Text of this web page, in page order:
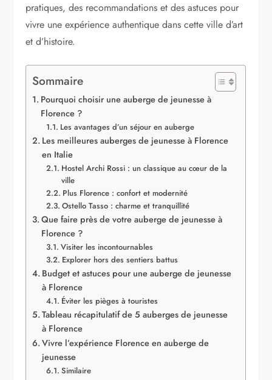
pratiques, des recommandations et des astuces pour
vivre une expérience authentique dans cette ville d’art
et d’histoire.
Sommaire
Pourquoi choisir une auberge de jeunesse à
Florence ?
Les avantages d’un séjour en auberge
Les meilleures auberges de jeunesse à Florence
en Italie
Hostel Archi Rossi : un classique au cœur de la
ville
Plus Florence : confort et modernité
Ostello Tasso : charme et tranquillité
Que faire près de votre auberge de jeunesse à
Florence ?
Visiter les incontournables
Explorer hors des sentiers battus
Budget et astuces pour une auberge de jeunesse
à Florence
Éviter les pièges à touristes
Tableau récapitulatif de 5 auberges de jeunesse
à Florence
Vivre l’expérience Florence en auberge de
jeunesse
Similaire